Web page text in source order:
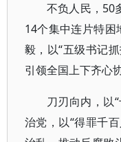
不负人民，50
14个集中连片特困
毅，以“五级书记
引领全国上下齐心
刀刃向内，以
治党，以“得罪千